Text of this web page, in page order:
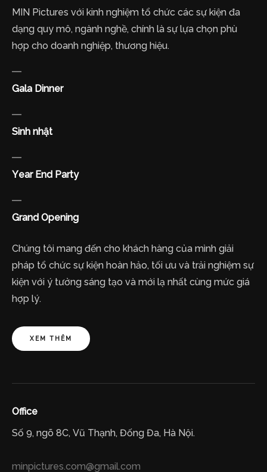
MIN Pictures với kinh nghiệm tổ chức các sự kiện đa
dạng quy mô, ngành nghề, chính là sự lựa chọn phù
hợp cho doanh nghiệp, thương hiệu.
Gala Dinner
Sinh nhật
Year End Party
Grand Opening
Chúng tôi mang đến cho khách hàng của mình giải
pháp tổ chức sự kiện hoàn hảo, tối ưu và trải nghiệm sự
kiện với ý tưởng sáng tạo và mới lạ nhất cùng mức giá
hợp lý.
XEM THÊM
Office
Số 9, ngõ 8C, Vũ Thạnh, Đống Đa, Hà Nội.
minpictures.com@gmail.com